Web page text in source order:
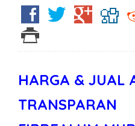
HARGA & JUAL
TRANSPARAN